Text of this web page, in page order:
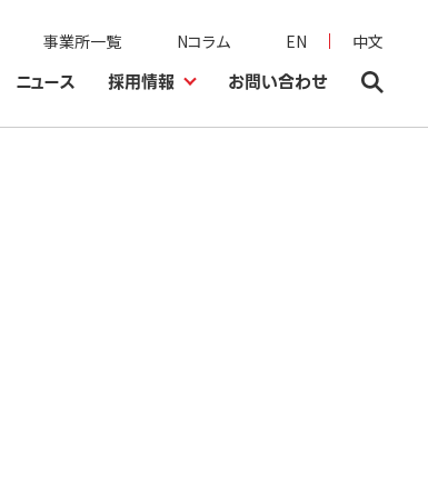
事業所一覧 Nコラム EN 中文
ニュース 採用情報 お問い合わせ